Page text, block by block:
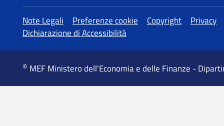
MEF Ministero dell'Economia e delle Finanze -